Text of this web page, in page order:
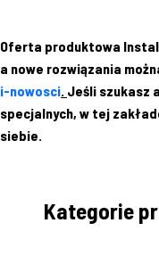
Oferta produktowa
a nowe rozwiązania
i-nowosci. Jeśli szukasz
specjalnych, w tej
siebie.
Kategorie